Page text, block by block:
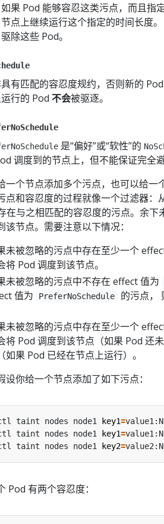
如果 Pod 能够容忍这类污点，而且指
节点上继续运行这个指定的时间长度
驱除这些 Pod。
有匹配的容忍度规约，否则新的
行的 Pod 不会被驱逐。
是“偏好”或“软性”的
调度到的节点上，但不能保证完全避
一个节点添加多个污点，也可以给
点和容忍度的过程就像一个过滤器
在与之相匹配的容忍度的污点。余
该节点。需要注意以下情况：
未被忽略的污点中存在至少一个
将 Pod 调度到该节点。
未被忽略的污点中不存在 effect 值为
值为
PreferNoSchedule 的污点，
未被忽略的污点中存在至少一个
将 Pod 调度到该节点（如果 Pod 还
如果 Pod 已经在节点上运行）。
设你给一个节点添加了如下污点：
taint nodes node1 key1=
taint nodes node1 key1=
taint nodes node1 key2=
Pod 有两个容忍度：